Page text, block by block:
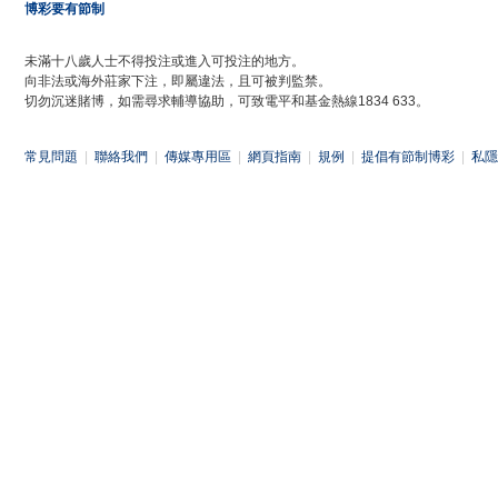
博彩要有節制
未滿十八歲人士不得投注或進入可投注的地方。
向非法或海外莊家下注，即屬違法，且可被判監禁。
切勿沉迷賭博，如需尋求輔導協助，可致電平和基金熱線1834 633。
常見問題 聯絡我們 傳媒專用區 網頁指南 規例 提倡有節制博彩 私